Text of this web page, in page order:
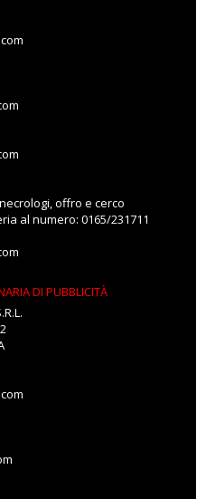
offro e cerco
al numero: 0165/231711
DI PUBBLICITÀ